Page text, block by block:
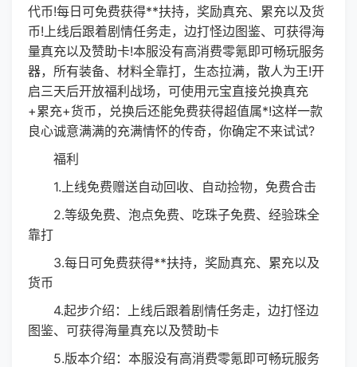
代币!每日可免费获得**扶持，奖励真充、累充以及货
币!上线后跟着剧情任务走，边打怪边图鉴、可获得海
量真充以及赞助卡!本服没有高消费零氪即可畅玩服务
器，所有装备、材料全靠打，生态拉满，散人为王!开
启三天后开放福利战场，可使用元宝直接兑换真充
+累充+货币，兑换后还能免费获得超值属*!这样一款
良心诚意满满的充满情怀的传奇，你确定不来试试?
福利
1.上线免费赠送自动回收、自动捡物，免费合击
2.等级免费、泡点免费、吃珠子免费、经验珠全
靠打
3.每日可免费获得**扶持，奖励真充、累充以及
货币
4.起步介绍：上线后跟着剧情任务走，边打怪边
图鉴、可获得海量真充以及赞助卡
5.版本介绍：本服没有高消费零氪即可畅玩服务